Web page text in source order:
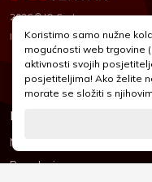
2026 © IQ Centar
Izrada:Nubilus
Informacije
Novosti & Promocije
Brandovi
Koristimo samo nužne
mogućnosti web trgovine
aktivnosti svojih
posjetiteljima! Ako želite
morate se složiti s